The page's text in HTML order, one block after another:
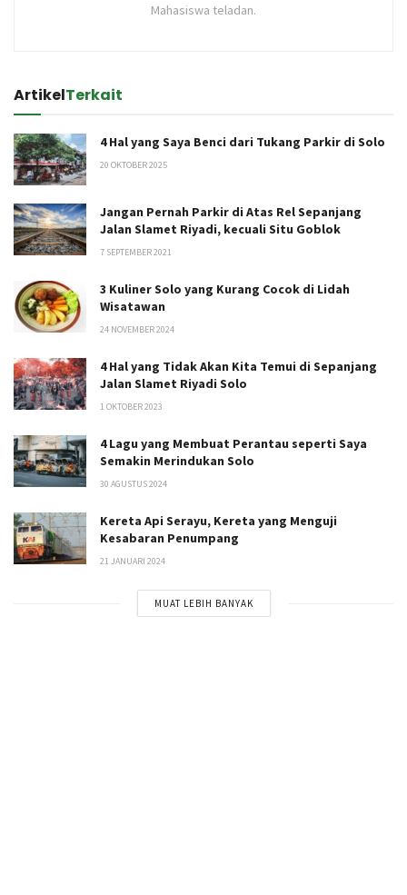
Mahasiswa teladan.
ArtikelTerkait
4 Hal yang Saya Benci dari Tukang Parkir di Solo
20 OKTOBER 2025
Jangan Pernah Parkir di Atas Rel Sepanjang
Jalan Slamet Riyadi, kecuali Situ Goblok
7 SEPTEMBER 2021
3 Kuliner Solo yang Kurang Cocok di Lidah
Wisatawan
24 NOVEMBER 2024
4 Hal yang Tidak Akan Kita Temui di Sepanjang
Jalan Slamet Riyadi Solo
1 OKTOBER 2023
4 Lagu yang Membuat Perantau seperti Saya
Semakin Merindukan Solo
30 AGUSTUS 2024
Kereta Api Serayu, Kereta yang Menguji
Kesabaran Penumpang
21 JANUARI 2024
MUAT LEBIH BANYAK